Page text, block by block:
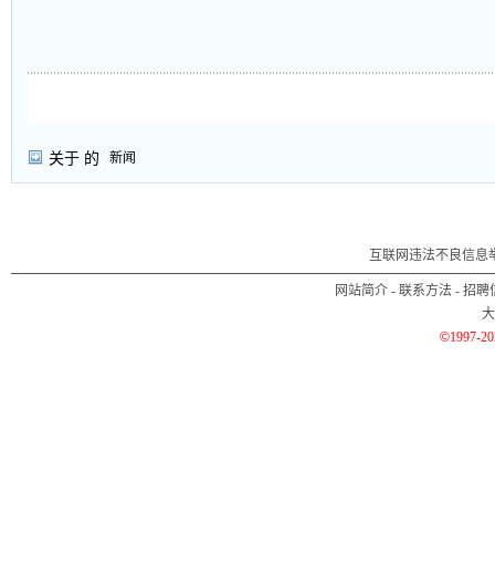
关于 的 新闻
互联网违法不良信息
网站简介 - 联系方法 - 招聘
©1997-